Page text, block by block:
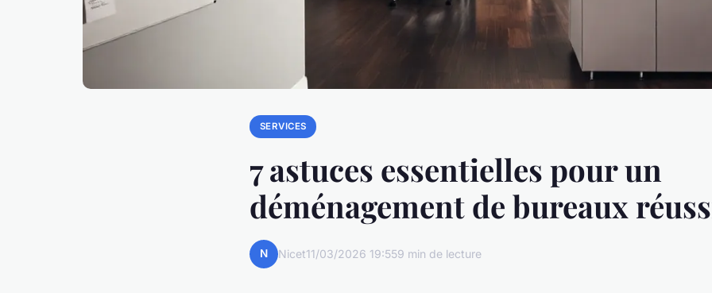
SERVICES
7 astuces essentielles pour un
déménagement de bureaux
N Nicet11/03/2026 19:559 min de lecture